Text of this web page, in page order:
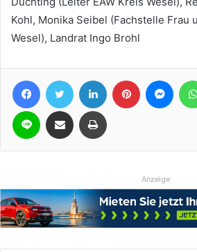
Kohl, Monika Seibel (Fachstelle Frau
Wesel), Landrat Ingo Brohl
FacebookTwitter LinkedIn Pinterest
Line Teile per E-Mail Drucken
Anzeige